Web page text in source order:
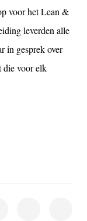
voor het Lean &
leverden alle
in gesprek over
die voor elk